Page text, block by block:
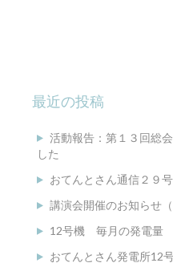
最近の投稿
活動報告：第１３回総
した
おてんとさん通信２９
講演会開催のお知らせ
12号機 毎月の発電量
おてんとさん発電所12